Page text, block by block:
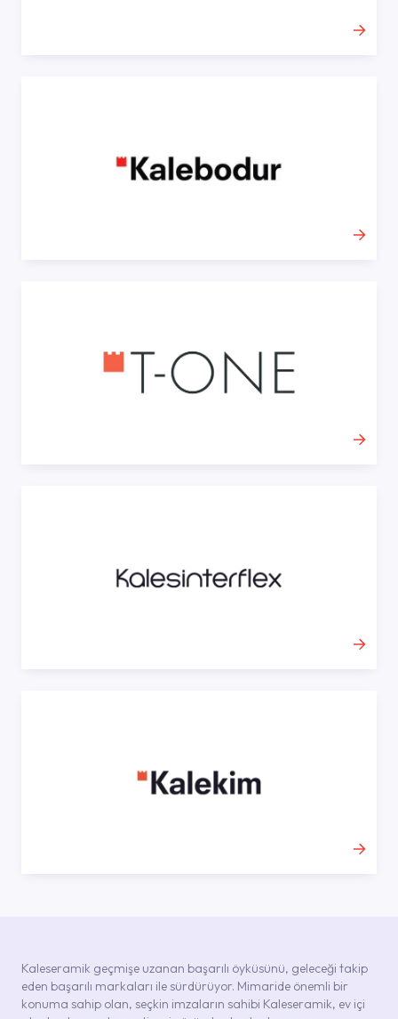
Kaleseramik geçmişe uzanan başarılı öyküsünü, geleceği takip
eden başarılı markaları ile sürdürüyor. Mimaride önemli bir
konuma sahip olan, seçkin imzaların sahibi Kaleseramik, ev içi